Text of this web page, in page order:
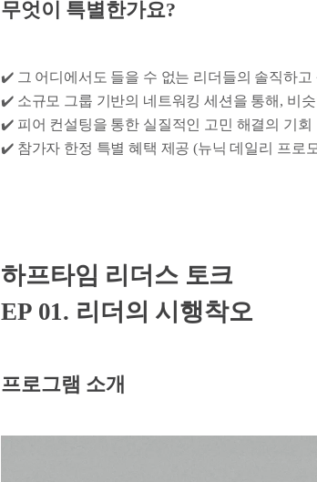
무엇이 특별한가요?
✔️ 그 어디에서도 들을 수 없는 리더들의 솔직하고
✔️ 소규모 그룹 기반의 네트워킹 세션을 통해, 비
✔️ 피어 컨설팅을 통한 실질적인 고민 해결의 기회
✔️ 참가자 한정 특별 혜택 제공 (뉴닉 데일리 프로
하프타임 리더스 토크
EP 01. 리더의 시행착오
프로그램 소개